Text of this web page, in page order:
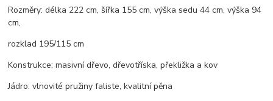
Rozměry: délka 222 cm, šířka 155 cm, výška sedu 44 cm, výška 94
cm,
rozklad 195/115 cm
Konstrukce: masivní dřevo, dřevotříska, překližka a kov
Jádro: vlnovité pružiny faliste, kvalitní pěna